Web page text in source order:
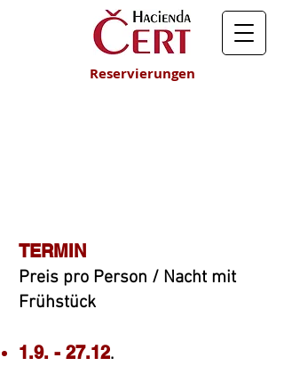
Reservierungen
TERMIN
Preis pro Person / Nacht mit
Frühstück
1.9. - 27.12.